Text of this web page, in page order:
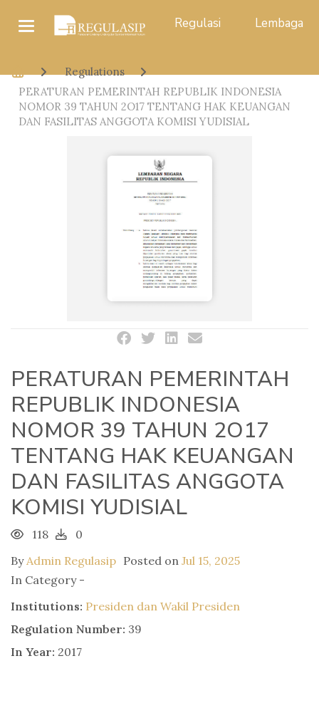
Regulasi Lembaga
Regulations
PERATURAN PEMERINTAH REPUBLIK INDONESIA
NOMOR 39 TAHUN 2O17 TENTANG HAK KEUANGAN
DAN FASILITAS ANGGOTA KOMISI YUDISIAL
PERATURAN PEMERINTAH
REPUBLIK INDONESIA
NOMOR 39 TAHUN 2O17
TENTANG HAK KEUANGAN
DAN FASILITAS ANGGOTA
KOMISI YUDISIAL
118
0
ByAdmin Regulasip Posted on Jul 15, 2025
In Category -
Institutions: Presiden dan Wakil Presiden
Regulation Number: 39
In Year: 2017